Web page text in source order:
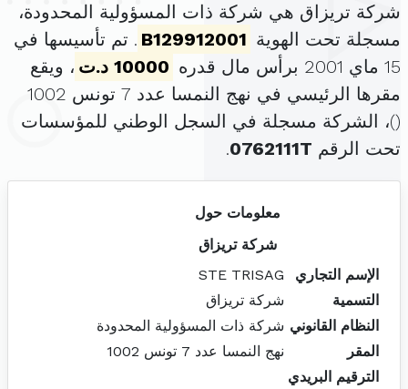
شركة تريزاق هي شركة ذات المسؤولية المحدودة،
مسجلة تحت الهوية B129912001 . تم تأسيسها في
15 ماي 2001 برأس مال قدره
10000 د.ت
، ويقع
مقرها الرئيسي في نهج النمسا عدد 7 تونس 1002
()، الشركة مسجلة في السجل الوطني للمؤسسات
تحت الرقم 0762111T
.
معلومات حول
شركة تريزاق
الإسم التجاري
STE TRISAG
التسمية
شركة تريزاق
النظام القانوني شركة ذات المسؤولية المحدودة
المقر
نهج النمسا عدد 7 تونس 1002
الترقيم البريدي